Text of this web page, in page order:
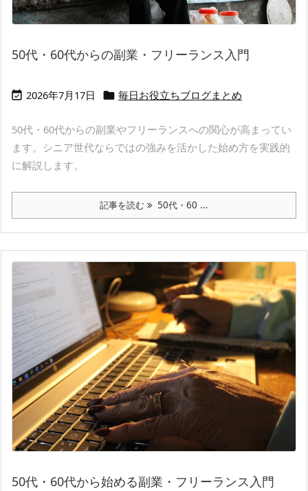
50代・60代からの副業・フリーランス入門
 2026年7月17日  毎日お役立ちブログまとめ
50代・60代からの副業やフリーランスへの関心が高まってい
ます。シニア世代ならではの強みを活かした始め方を実践的
に解説します。
記事を読む 50代・60 ...
50代・60代から始める副業・フリーランス入門